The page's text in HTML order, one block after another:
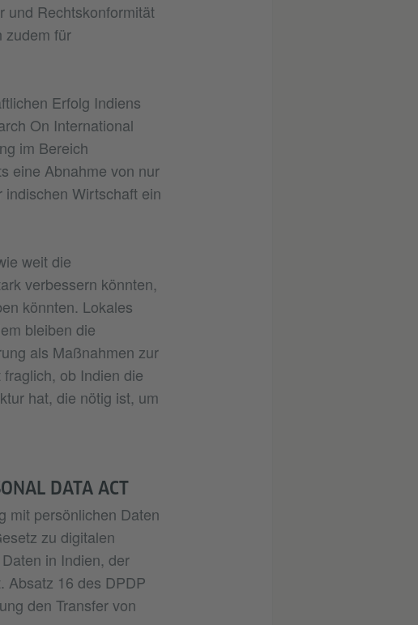
und Rechtskonformität
zudem für
Erfolg Indiens
On International
im Bereich
eine Abnahme von nur
Wirtschaft ein
weit die
verbessern könnten,
könnten. Lokales
bleiben die
als Maßnahmen zur
ob Indien die
hat, die nötig ist, um
DATA ACT
mit persönlichen Daten
zu digitalen
in Indien, der
Absatz 16 des DPDP
den Transfer von